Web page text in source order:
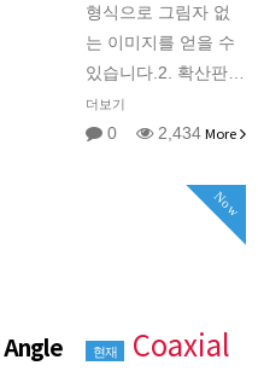
형식으로 그림자 없
는 이미지를 얻을 수
있습니다.2. 확산판…
더보기
0 2,434More
Now
현재 Coaxial